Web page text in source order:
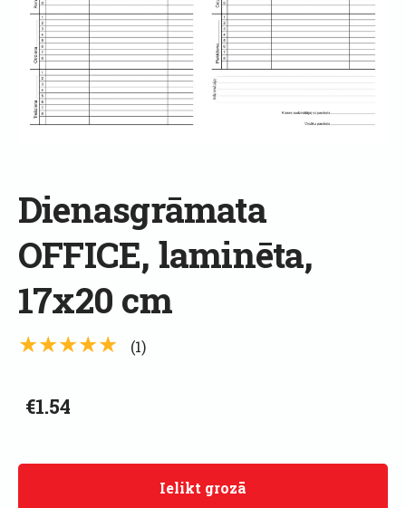
Dienasgrāmata
OFFICE, laminēta,
17x20 cm
★★★★★ (1)
€1.54
Ielikt grozā